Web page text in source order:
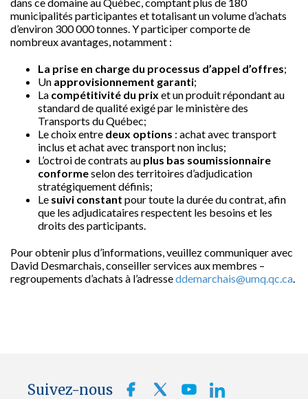
municipalités participantes et totalisant un volume d’achats
d’environ 300 000 tonnes. Y participer comporte de
nombreux avantages, notamment :
La prise en charge du processus d’appel d’offres;
Un approvisionnement garanti;
La compétitivité du prix et un produit répondant au
standard de qualité exigé par le ministère des
Transports du Québec;
Le choix entre deux options : achat avec transport
inclus et achat avec transport non inclus;
L’octroi de contrats au plus bas soumissionnaire
conformeselon des territoires d’adjudication
stratégiquement définis;
Le suivi constant pour toute la durée du contrat, afin
que les adjudicataires respectent les besoins et les
droits des participants.
Pour obtenir plus d’informations, veuillez communiquer avec
David Desmarchais, conseiller services aux membres –
regroupements d’achats à l’adresseddemarchais@umq.qc.ca.
Suivez-nous